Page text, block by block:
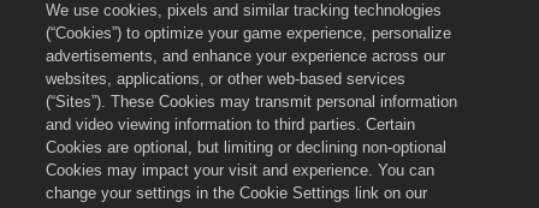
Användarvillkor
Sälj eller dela inte mina personuppgifter
Cookiepolicy
Återbetalningspolicy
Butikssupport
Spelsupport
We use cookies, pixels and similar tracking technologies
(“Cookies”) to optimize your game experience, personalize
advertisements, and enhance your experience across our
websites, applications, or other web-based services
(“Sites”). These Cookies may transmit personal information
and video viewing information to third parties. Certain
Cookies are optional, but limiting or declining non-optional
Cookies may impact your visit and experience. You can
change your settings in the Cookie Settings link on our